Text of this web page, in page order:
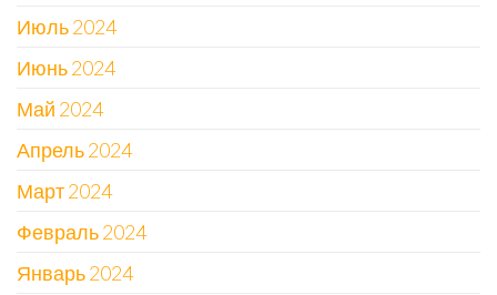
Июль 2024
Июнь 2024
Май 2024
Апрель 2024
Март 2024
Февраль 2024
Январь 2024